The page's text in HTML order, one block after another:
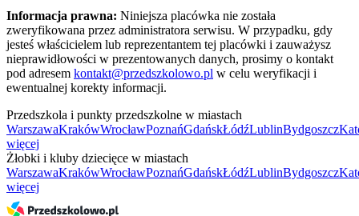
Informacja prawna: Niniejsza placówka nie została
zweryfikowana przez administratora serwisu. W przypadku, gdy
jesteś właścicielem lub reprezentantem tej placówki i zauważysz
nieprawidłowości w prezentowanych danych, prosimy o kontakt
pod adresem kontakt@przedszkolowo.pl w celu weryfikacji i
ewentualnej korekty informacji.
Przedszkola i punkty przedszkolne w miastach
WarszawaKrakówWrocławPoznańGdańskŁódźLublinBydgoszcz
więcej
Żłobki i kluby dziecięce w miastach
WarszawaKrakówWrocławPoznańGdańskŁódźLublinBydgoszcz
więcej